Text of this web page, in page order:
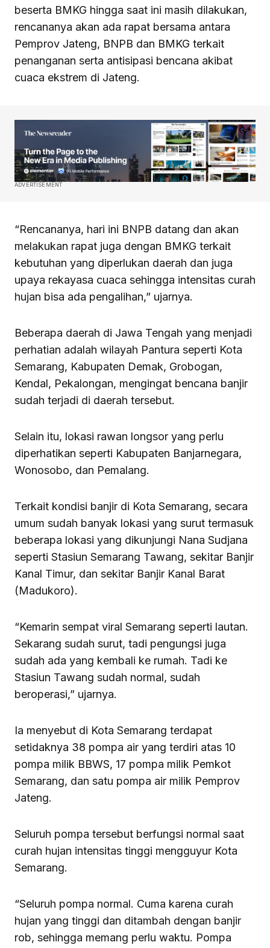
beserta BMKG hingga saat ini masih dilakukan,
rencananya akan ada rapat bersama antara
Pemprov Jateng, BNPB dan BMKG terkait
penanganan serta antisipasi bencana akibat
cuaca ekstrem di Jateng.
ADVERTISEMENT
“Rencananya, hari ini BNPB datang dan akan
melakukan rapat juga dengan BMKG terkait
kebutuhan yang diperlukan daerah dan juga
upaya rekayasa cuaca sehingga intensitas curah
hujan bisa ada pengalihan,” ujarnya.
Beberapa daerah di Jawa Tengah yang menjadi
perhatian adalah wilayah Pantura seperti Kota
Semarang, Kabupaten Demak, Grobogan,
Kendal, Pekalongan, mengingat bencana banjir
sudah terjadi di daerah tersebut.
Selain itu, lokasi rawan longsor yang perlu
diperhatikan seperti Kabupaten Banjarnegara,
Wonosobo, dan Pemalang.
Terkait kondisi banjir di Kota Semarang, secara
umum sudah banyak lokasi yang surut termasuk
beberapa lokasi yang dikunjungi Nana Sudjana
seperti Stasiun Semarang Tawang, sekitar Banjir
Kanal Timur, dan sekitar Banjir Kanal Barat
(Madukoro).
“Kemarin sempat viral Semarang seperti lautan.
Sekarang sudah surut, tadi pengungsi juga
sudah ada yang kembali ke rumah. Tadi ke
Stasiun Tawang sudah normal, sudah
beroperasi,” ujarnya.
Ia menyebut di Kota Semarang terdapat
setidaknya 38 pompa air yang terdiri atas 10
pompa milik BBWS, 17 pompa milik Pemkot
Semarang, dan satu pompa air milik Pemprov
Jateng.
Seluruh pompa tersebut berfungsi normal saat
curah hujan intensitas tinggi mengguyur Kota
Semarang.
“Seluruh pompa normal. Cuma karena curah
hujan yang tinggi dan ditambah dengan banjir
rob, sehingga memang perlu waktu. Pompa